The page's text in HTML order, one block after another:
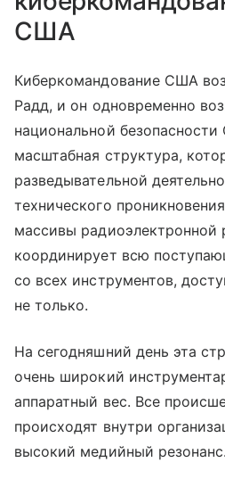
США
Киберкомандование США
Радд, и он одновременно
национальной
масштабная структура,
разведывательной
технического
массивы радиоэлектронной
координирует всю
со всех инструментов,
не только.
На сегодняшний день эта
очень широкий
аппаратный вес. Все
происходят внутри
высокий медийный резонанс.